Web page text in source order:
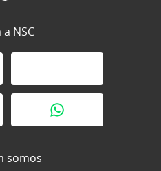
a NSC
somos